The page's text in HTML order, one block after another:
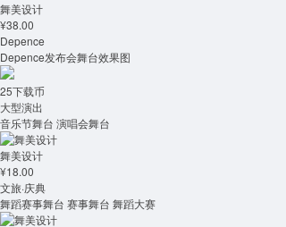
舞美设计
¥38.00
Depence
Depence发布会舞台效果图
25下载币
大型演出
音乐节舞台 演唱会舞台
舞美设计
¥18.00
文旅·庆典
舞蹈赛事舞台 赛事舞台 舞蹈大赛